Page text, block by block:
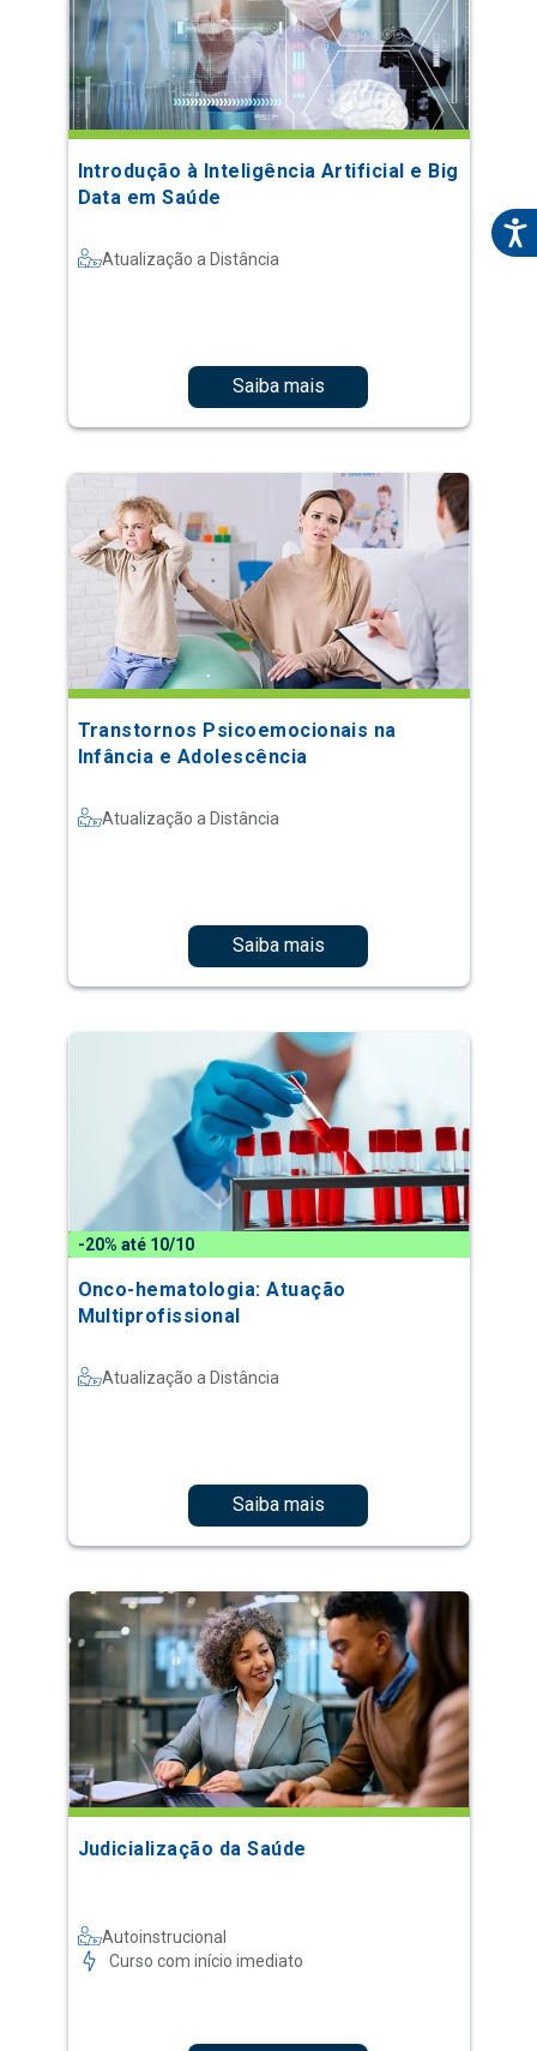
Introdução à Inteligência Artificial e Big
Data em Saúde
Atualização a Distância
Saiba mais
Transtornos Psicoemocionais na
Infância e Adolescência
Atualização a Distância
Saiba mais
-20% até 10/10
Onco-hematologia: Atuação
Multiprofissional
Atualização a Distância
Saiba mais
Judicialização da Saúde
Autoinstrucional
Curso com início imediato